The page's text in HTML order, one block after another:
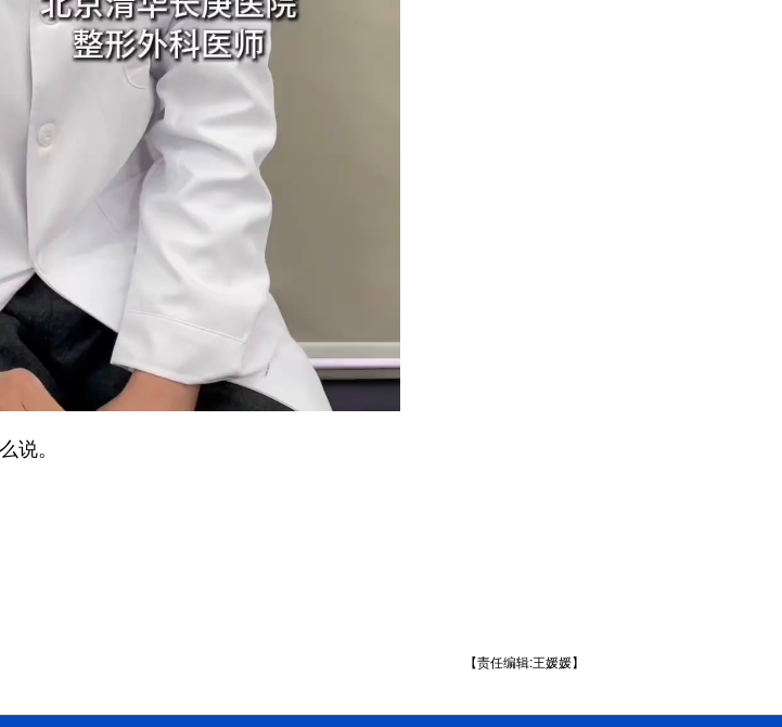
。
【责任编辑:王媛媛】